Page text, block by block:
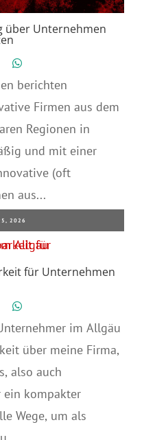
über Unternehmen
berichten
Firmen aus dem
Regionen in
und mit einer
(oft
aus...
2026
für Unternehmen
im Allgäu
über meine Firma,
also auch
ein kompakter
Wege, um als